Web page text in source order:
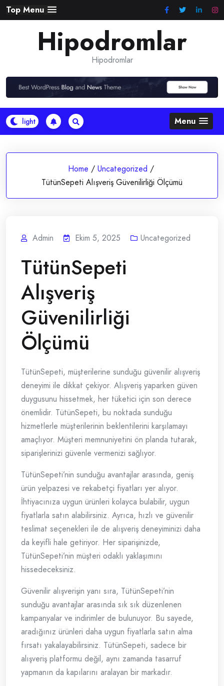
Skip
to
Top Menu
Hipodromlar
Hipodromlar
Menu
Home / Uncategorized /
TütünSepeti Alışveriş Güvenilirliği Ölçümü
Admin Ekim 5, 2025 Uncategorized
TütünSepeti
Alışveriş
Güvenilirliği
Ölçümü
TütünSepeti, müşterilerine sunduğu güvenilir alışveriş
deneyimi ile dikkat çekiyor. Alışveriş yaparken güven
duygusunu hissetmek, her tüketici için son derece
önemlidir. TütünSepeti, bu noktada sunduğu
hizmetlerle müşterilerinin beklentilerini karşılamayı
amaçlıyor. Müşteri memnuniyetini ön planda tutarak,
siparişlerinizi güvenle vermenizi sağlıyor.
TütünSepeti’nin sunduğu avantajlar arasında, geniş
ürün yelpazesi ve rekabetçi fiyatları yer alıyor.
İhtiyacınıza uygun ürünleri kolayca bulabilir, uygun
fiyatlarla satın alabilirsiniz. Ayrıca, hızlı ve güvenilir
teslimat seçenekleri ile de alışveriş deneyiminizi daha
da keyifli hale getiriyor. Her siparişinizde,
TütünSepeti’nin müşteri odaklı yaklaşımını
hissedeceksiniz.
Güvenilir alışverişin yanı sıra, TütünSepeti’nin
sunduğu avantajlar arasında sık sık düzenlenen
kampanyalar ve indirimler de bulunuyor. Bu sayede,
aradığınız ürünleri daha uygun fiyatlarla satın alma
fırsatı yakalayabilirsiniz. TütünSepeti, sadece bir
alışveriş platformu değil, aynı zamanda tasarruf
yapmanın da kapılarını aralayan bir markadır.